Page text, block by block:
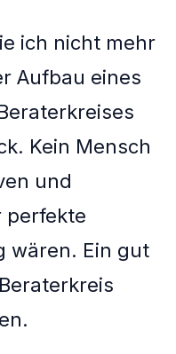
ich nicht mehr
Aufbau eines
Kein Mensch
und
perfekte
wären. Ein gut